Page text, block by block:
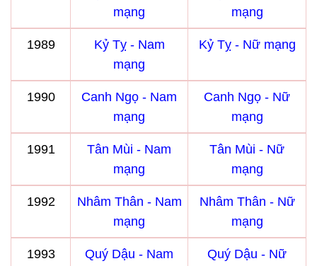
mạng
mạng
1989
Kỷ Tỵ - Nam
mạng
Kỷ Tỵ - Nữ mạng
1990
Canh Ngọ - Nam
mạng
Canh Ngọ - Nữ
mạng
1991
Tân Mùi - Nam
mạng
Tân Mùi - Nữ
mạng
1992
Nhâm Thân - Nam
mạng
Nhâm Thân - Nữ
mạng
1993
Quý Dậu - Nam
Quý Dậu - Nữ